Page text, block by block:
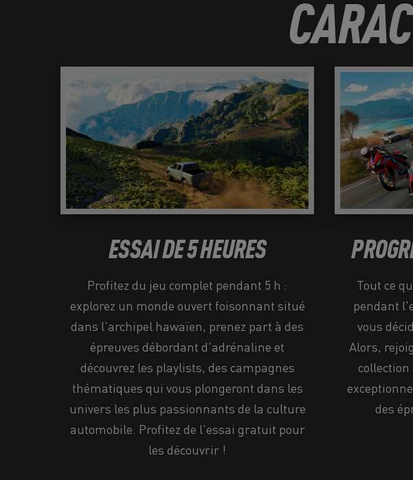
ESSAI DE 5 HEURES
Profitez du jeu complet pendant 5 h :
explorez un monde ouvert foisonnant situé
dans l'archipel hawaïen, prenez part à des
épreuves débordant d'adrénaline et
découvrez les playlists, des campagnes
thématiques qui vous plongeront dans les
univers les plus passionnants de la culture
automobile. Profitez de l'essai gratuit pour
les découvrir !
Tout ce
pendant
vous
Alors,
collection
des